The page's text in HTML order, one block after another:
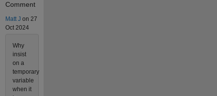
Comment
Matt J on 27
Oct 2024
Why
insist
on a
temporary
variable
when it